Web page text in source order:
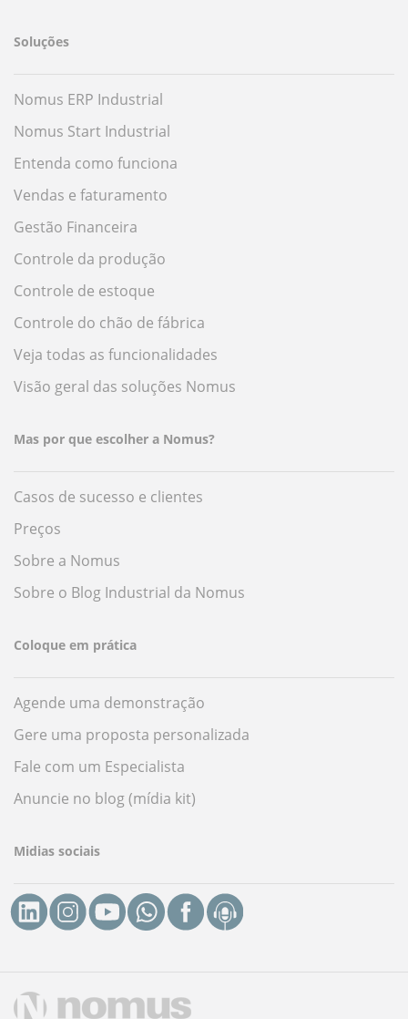
Soluções
Nomus ERP Industrial
Nomus Start Industrial
Entenda como funciona
Vendas e faturamento
Gestão Financeira
Controle da produção
Controle de estoque
Controle do chão de fábrica
Veja todas as funcionalidades
Visão geral das soluções Nomus
Mas por que escolher a Nomus?
Casos de sucesso e clientes
Preços
Sobre a Nomus
Sobre o Blog Industrial da Nomus
Coloque em prática
Agende uma demonstração
Gere uma proposta personalizada
Fale com um Especialista
Anuncie no blog (mídia kit)
Midias sociais